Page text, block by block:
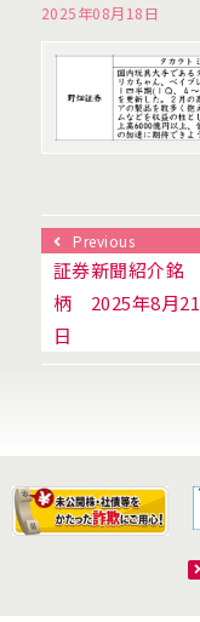
2025年08月18日
Previous
証券新聞紹介銘
柄 2025年8月21
日